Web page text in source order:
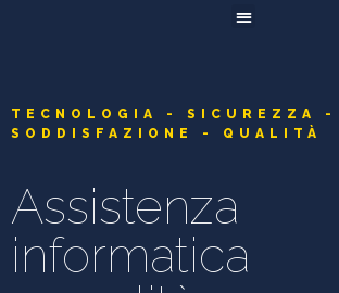
TECNOLOGIA - SICUREZZA -
SODDISFAZIONE - QUALITÀ
Assistenza
informatica